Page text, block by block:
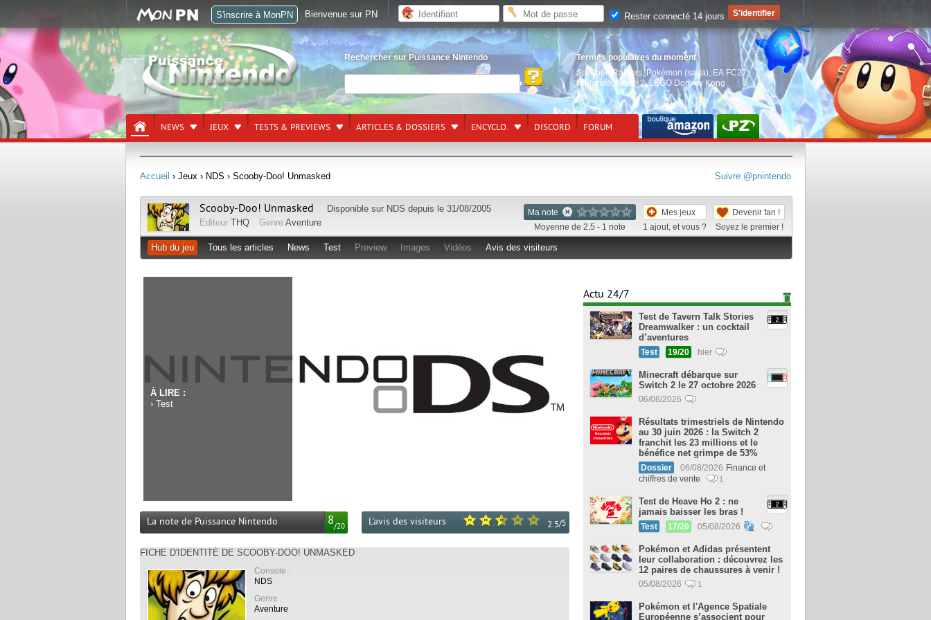
Rechercher sur Puissance Nintendo
Termes populaires du moment
Splatoon Raiders, Pokémon (saga) EA FC27,
Nintendo Switch 2,LEGO Donkey Kong
NEWS JEUX TESTS & PREVIEWS ARTICLES & DOSSIERS ENCYCLO. DISCORD FORUM
Suivre @pnintendo
Accueil › Jeux › NDS › Scooby-Doo! Unmasked
Ma note
Moyenne de 2,5 - 1 note
Mes jeux
1 ajout, et vous ?
Devenir fan !
Soyez le premier !
Scooby-Doo! Unmasked Disponible sur NDS depuis le 31/08/2005
Editeur THQ Genre Aventure
Hub du jeu Tous les articles News Test Preview Images Vidéos Avis des visiteurs
À LIRE :
› Test
8/20
La note de Puissance Nintendo 2.5/5
L'avis des visiteurs
FICHE D'IDENTITÉ DE SCOOBY-DOO! UNMASKED
Console :
NDS
Genre :
Aventure
Actu 24/7
Test de Tavern Talk Stories
Dreamwalker : un cocktail
d’aventures
Test 19/20 hier
Minecraft débarque sur
Switch 2 le 27 octobre 2026
06/08/2026
Résultats trimestriels de Nintendo
au 30 juin 2026 : la Switch 2
franchit les 23 millions et le
bénéfice net grimpe de 53%
Dossier 06/08/2026 Finance et
chiffres de vente
1
Test de Heave Ho 2 : ne
jamais baisser les bras !
Test 17/20 05/08/2026
Pokémon et Adidas présentent
leur collaboration : découvrez les
12 paires de chaussures à venir !
05/08/2026 1
Pokémon et l'Agence Spatiale
Européenne s’associent pour
S'inscrire à MonPN Bienvenue sur PN Rester connecté 14 jours